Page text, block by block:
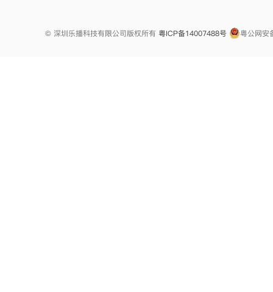
© 深圳乐播科技有限公司版权所有 粤ICP备14007488号 粤公网安